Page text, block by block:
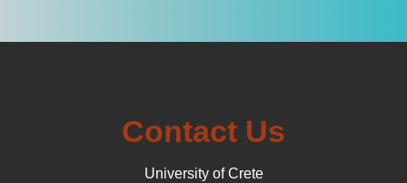
Contact Us
University of Crete